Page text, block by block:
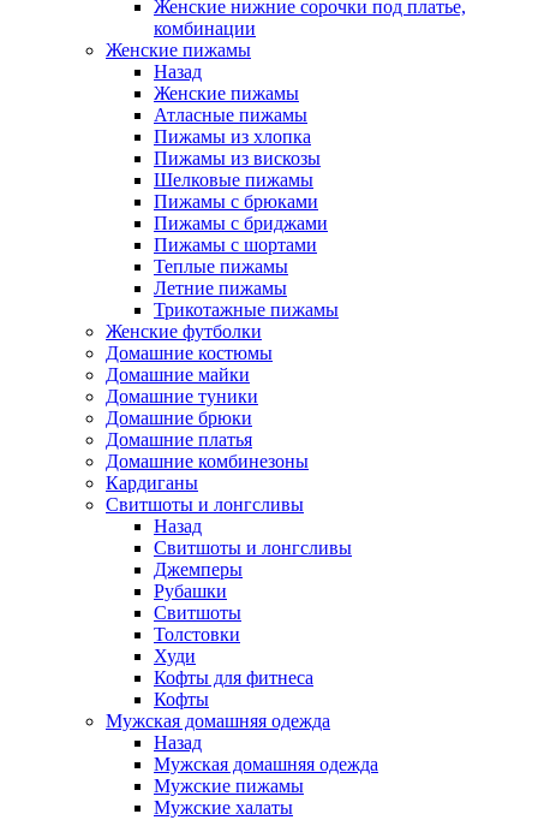
Женские нижние сорочки под платье,
комбинации
Женские пижамы
Назад
Женские пижамы
Атласные пижамы
Пижамы из хлопка
Пижамы из вискозы
Шелковые пижамы
Пижамы с брюками
Пижамы с бриджами
Пижамы с шортами
Теплые пижамы
Летние пижамы
Трикотажные пижамы
Женские футболки
Домашние костюмы
Домашние майки
Домашние туники
Домашние брюки
Домашние платья
Домашние комбинезоны
Кардиганы
Свитшоты и лонгсливы
Назад
Свитшоты и лонгсливы
Джемперы
Рубашки
Свитшоты
Толстовки
Худи
Кофты для фитнеса
Кофты
Мужская домашняя одежда
Назад
Мужская домашняя одежда
Мужские пижамы
Мужские халаты